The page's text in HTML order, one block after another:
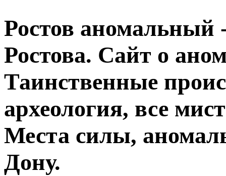
Ростов аномальный
Ростова. Сайт о
Таинственные
археология, все
Места силы,
Дону.